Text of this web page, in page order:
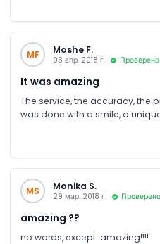
MF Moshe F.
03 апр. 2018 г. Проверено
It was amazing
The service, the accuracy, the
was done with a smile, a
MS Monika S.
29 мар. 2018 г. Проверено
amazing ??
no words, except: amazing!!!!